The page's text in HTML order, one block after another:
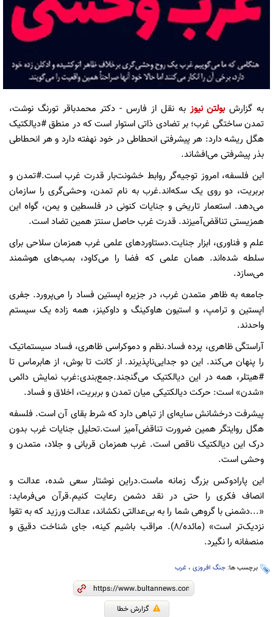
به گزارشبولتن نیوز به نقل از فارس - دکتر محمدباقر تورنگ نوشت،
تمدن ساختگی غرب؛ بر تضادی ذاتی استوار است که در منطق #دیالکتیک
هگل ریشه دارد: هر پیشرفتی انحطاطی در خود نهفته دارد و هر انحطاطی
بذر پیشرفتی می‌افشاند.
این فلسفه، امروز توجیه‌گر روابط خشونت‌بار قدرت غرب است.#تمدن و
بربریت، دو روی یک سکه‌اند.غرب به نام تمدن، وحشی‌گری را سازمان
می‌دهد. استعمار تاریخی و جنایات کنونی در فلسطین و یمن، گواه این
همزیستی تناقض‌آمیزند. قدرت غرب حاصل سنتز همین تضاد است.
علم و فناوری، ابزار جنایت.دستاوردهای علمی غرب همزمان سلاحی برای
سلطه شده‌اند. همان علمی که فضا را می‌کاود، بمب‌های هوشمند
می‌سازد.
جامعه به ظاهر متمدن غرب، در جزیره اپستین فساد را می‌پرورد. جفری
اپستین و ترامپ، و استیون هاوکینگ و داوکینز، همه زاده یک سیستم
واحدند.
آراستگی ظاهری، پرده فساد.نظم و دموکراسی ظاهری، فساد سیستماتیک
را پنهان می‌کند. این دو جدایی‌ناپذیرند. از کانت تا بوش، از هابرماس تا
#هیتلر، همه در این دیالکتیک می‌گنجند.جمع‌بندی:غرب نمایش دائمی
«شدن» است: حرکت دیالکتیکی میان تمدن و بربریت، اخلاق و فساد.
پیشرفت درخشانش سایه‌ای از تباهی دارد که شرط بقای آن است. فلسفه
هگل روایتگر همین ضرورت تناقض‌آمیز است.تحلیل جنایات غرب بدون
درک این دیالکتیک ناقص است. غرب همزمان قربانی و جلاد، متمدن و
وحشی است.
این پارادوکس بزرگ زمانه ماست.دراین نوشتار سعی شده، عدالت و
انصاف فکری را حتی در نقد دشمن رعایت کنیم.قرآن می‌فرماید:
«...دشمنی با گروهی شما را به بی‌عدالتی نکشاند، عدالت ورزید که به تقوا
نزدیک‌تر است» (مائده/۸). مراقب باشیم کینه، جای شناخت دقیق و
منصفانه را نگیرد.
برچسب ها: جنگ افروزی ، غرب
گزارش خطا